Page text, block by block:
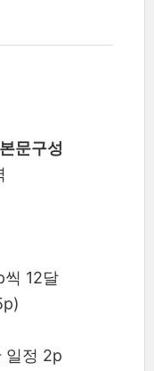
문구성
씩 12달
일정 2p